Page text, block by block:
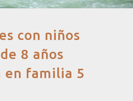
con niños
8 años
en familia 5